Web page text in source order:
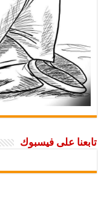
تابعنا على فيسبوك